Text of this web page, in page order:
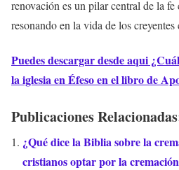
renovación es un pilar central de la fe
resonando en la vida de los creyentes
Puedes descargar desde aqui
la iglesia en Éfeso en el libro de
Publicaciones
¿Qué dice la Biblia sobre la
cristianos optar por la